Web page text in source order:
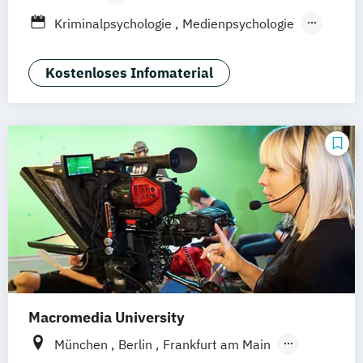
Wirtschaftspsychologie
Stuttgart
Berufsbegleitendes Präsenzstudium
Kriminalpsychologie
Medienpsychologie
Wirtschaftspsychologie
Wirtschaftspsychologie - Digital
Leistungspsychologie
Kostenloses Infomaterial
Macromedia University
München Berlin
Frankfurt am Main